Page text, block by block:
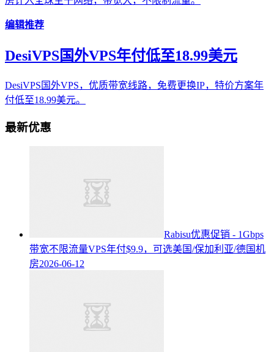
编辑推荐
DesiVPS国外VPS年付低至18.99美元
DesiVPS国外VPS，优质带宽线路，免费更换IP，特价方案年
付低至18.99美元。
最新优惠
Rabisu优惠促销 - 1Gbps
带宽不限流量VPS年付$9.9，可选美国/保加利亚/德国机
房2026-06-12